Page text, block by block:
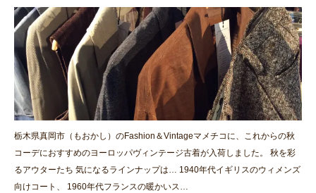
栃木県真岡市（もおかし）のFashion＆Vintageマメチコに、これからの秋
コーデにおすすめのヨーロッパヴィンテージ古着が入荷しました。 秋を彩
るアウターたち 気になるラインナップは… 1940年代イギリスのウィメンズ
向けコート、 1960年代フランスの暖かいス…